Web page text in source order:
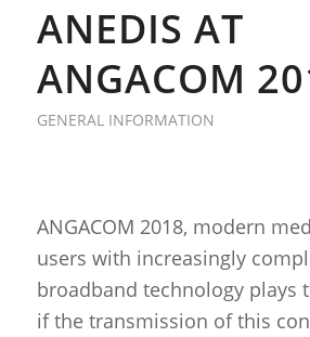
ANEDIS AT
ANGACOM
GENERAL INFORMATION
ANGACOM 2018, modern
users with increasingly
broadband technology plays
if the transmission of this